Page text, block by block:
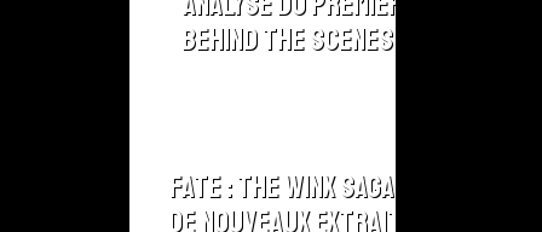
Behind The Scenes !
Fate : The Winx Saga –
De nouveaux extraits